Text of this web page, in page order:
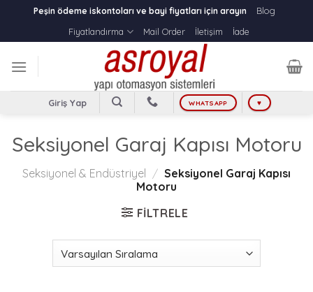
content
Peşin ödeme iskontoları ve bayi fiyatları için arayın
Blog
Fiyatlandırma
Mail Order İletişim İade
Giriş Yap WHATSAPP ♥
Seksiyonel Garaj Kapısı Motoru
Seksiyonel & Endüstriyel / Seksiyonel Garaj Kapısı
Motoru
FILTRELE